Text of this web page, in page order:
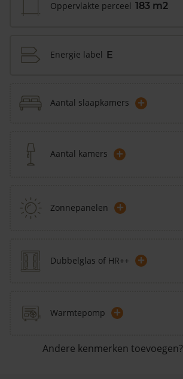
Oppervlakte perceel 183 m2
Energie label E
Aantal slaapkamers +
Aantal kamers +
Zonnepanelen +
Dubbelglas of HR++ +
Warmtepomp +
Andere kenmerken toevoegen?